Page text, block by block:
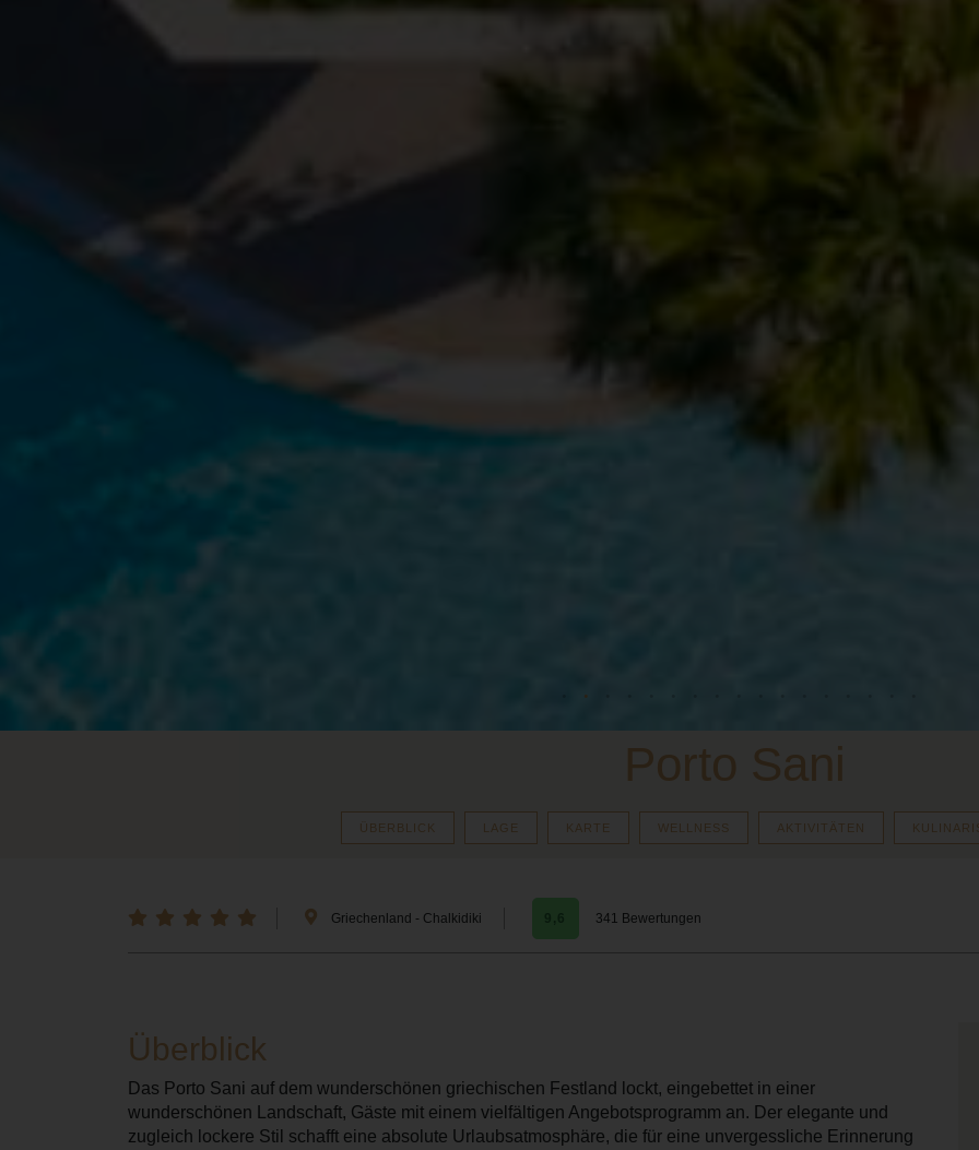
Porto Sani
ÜBERBLICK LAGE KARTE WELLNESS AKTIVITÄTEN
Griechenland - Chalkidiki 341 Bewertungen
Überblick
Das Porto Sani auf dem wunderschönen griechischen Festland lockt, eingebettet in einer
wunderschönen Landschaft, Gäste mit einem vielfältigen Angebotsprogramm an. Der elegante und
zugleich lockere Stil schafft eine absolute Urlaubsatmosphäre, die für eine unvergessliche Erinnerung